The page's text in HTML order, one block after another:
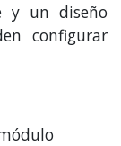
y un diseño
configurar